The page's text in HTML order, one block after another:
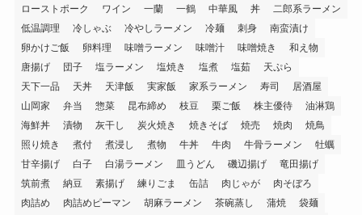
ローストポーク
ワイン 一蘭 一鶴 中華風 丼
二郎系ラーメン
低温調理
冷しゃぶ 冷やしラーメン 冷麺 刺身
南蛮漬け
卵かけご飯
卵料理 味噌ラーメン 味噌汁 味噌焼き
和え物
唐揚げ
団子 塩ラーメン 塩焼き 塩煮 塩茹
天ぷら
天下一品
天丼 天津飯 実家飯 家系ラーメン 寿司
居酒屋
山岡家
弁当 惣菜 昆布締め 枝豆 栗ご飯 株主優待
油淋鶏
海鮮丼
漬物 灰干し 炭火焼き 焼きそば 焼売 焼肉
焼鳥
照り焼き
煮付 煮浸し 煮物 牛丼 牛肉 牛骨ラーメン
牡蠣
甘辛揚げ
白子 白湯ラーメン 皿うどん 磯辺揚げ
竜田揚げ
筑前煮
納豆 素揚げ 練りごま 缶詰 肉じゃが
肉そぼろ
肉詰め
肉詰めピーマン 胡麻ラーメン 茶碗蒸し 蒲焼
袋麺